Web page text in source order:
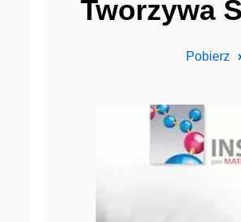
Tworzywa
Pobierz